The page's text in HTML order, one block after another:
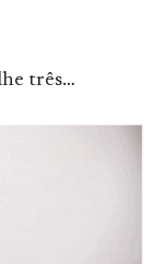
três…